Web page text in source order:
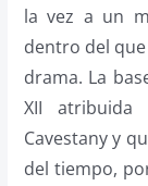
la vez a un
dentro del
drama. La
XII atribuida
Cavestany y
del tiempo,